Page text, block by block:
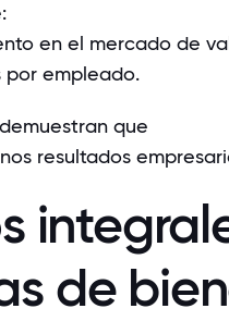
en el mercado de
por empleado.
que
resultados
de